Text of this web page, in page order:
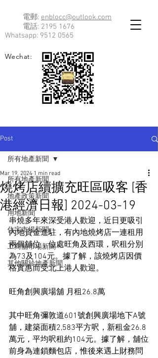
電郵: enblocc@outlook.com
電話: 2195 1676
Whatsapp: 9512 0565
Wechat:
Post
所有地產新聞
地產政策新聞
用地新聞
住宅市場新聞
工商舖市場新聞
其他關於地產新聞
所有地產新聞
燒烤店續擴充旺區吸客 [香
港經濟日報] 2024-03-19
Mar 19, 2024 1 min read
串燒多年來深受港人歡迎，近日更吸引
內地資金進駐，有內地燒烤店一連租用
兩個舖位，位處旺角及西環，呎租分別
為73及104元。據了解，該燒烤店因價
格實惠而受北上港人歡迎。
旺角創興廣場舖 月租26.8萬
其中旺角彌敦道601號創興廣場地下A號
舖，建築面積2,583平方呎，新租金26.8
萬元，平均呎租約104元。據了解，舖位
前身為連鎖麵包店，惟後來遇上財務問